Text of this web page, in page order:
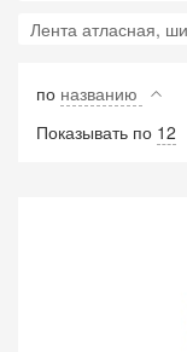
Лента атласная,
по названию
Показывать по 12